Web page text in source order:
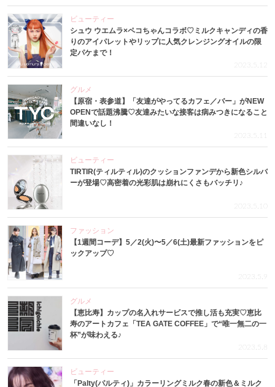
ビューティー
シュウ ウエムラ×ペコちゃんコラボ♡ミルクキャンディの香
りのアイパレットやリップに人気クレンジングオイルの限
定パケまで！
2023.5.12
グルメ
【原宿・表参道】「友達がやってるカフェ／バー」がNEW
OPENで話題沸騰♡友達みたいな接客は病みつきになること
間違いなし！
2023.5.11
ビューティー
TIRTIR(ティルティル)のクッションファンデから新色シルバ
ーが登場♡高密着の光彩肌は崩れにくさもバッチリ♪
2023.5.10
ファッション
【1週間コーデ】5／2(火)〜5／6(土)最新ファッションをピ
ックアップ♡
2023.5.9
グルメ
【恵比寿】カップの名入れサービスで推し活も充実♡恵比
寿のアートカフェ「TEA GATE COFFEE」で“唯一無二の一
杯”が味わえる♪
2023.5.8
ビューティー
「Palty(パルティ)」カラーリングミルク春の新色＆ミルク